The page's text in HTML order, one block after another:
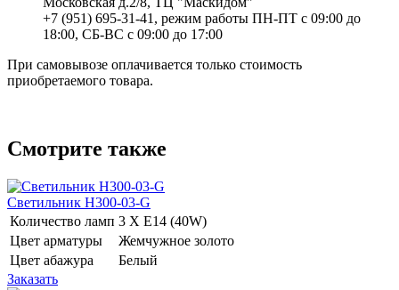
+7 (951) 695-31-41, режим работы ПН-ПТ с 09:00 до
18:00, СБ-ВС с 09:00 до 17:00
При самовывозе оплачивается только стоимость
приобретаемого товара.
Смотрите также
Светильник H300-03-G
Количество ламп 3 Х E14 (40W)
Цвет арматуры
Жемчужное золото
Цвет абажура
Белый
Заказать